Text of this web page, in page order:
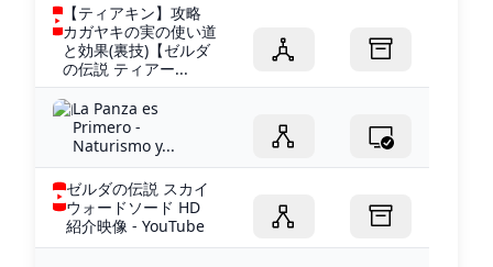
【ティアキン】攻略
カガヤキの実の使い道
と効果(裏技)【ゼルダ
の伝説 ティアー...
La Panza es
Primero -
Naturismo y...
ゼルダの伝説 スカイ
ウォードソード HD
紹介映像 - YouTube